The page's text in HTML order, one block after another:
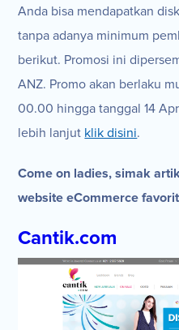
Anda bisa mendapatkan
tanpa adanya minimum
berikut. Promosi ini
ANZ. Promo akan berlaku
00.00 hingga tanggal 14
lebih lanjut klik disini.
Come on ladies, simak
website eCommerce
Cantik.com